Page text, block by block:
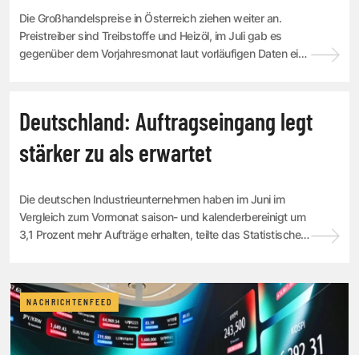
Die Großhandelspreise in Österreich ziehen weiter an.
Preistreiber sind Treibstoffe und Heizöl, im Juli gab es
gegenüber dem Vorjahresmonat laut vorläufigen Daten ein
Deutschland: Auftragseingang legt
stärker zu als erwartet
Die deutschen Industrieunternehmen haben im Juni im
Vergleich zum Vormonat saison- und kalenderbereinigt um
3,1 Prozent mehr Aufträge erhalten, teilte das Statistische
NACHRICHTENFEED